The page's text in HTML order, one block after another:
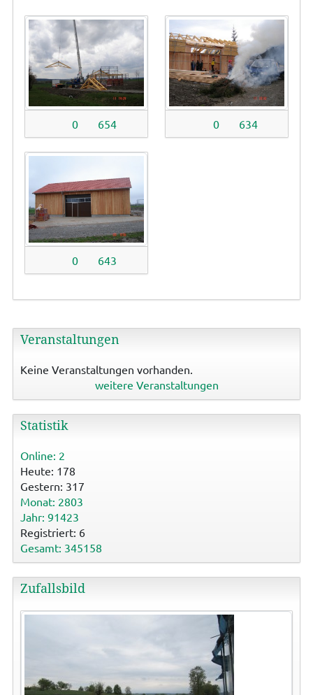
0 654 0 634
0 643
Veranstaltungen
Keine Veranstaltungen vorhanden.
weitere Veranstaltungen
Statistik
Online: 2
Heute: 178
Gestern: 317
Monat: 2803
Jahr: 91423
Registriert: 6
Gesamt: 345158
Zufallsbild